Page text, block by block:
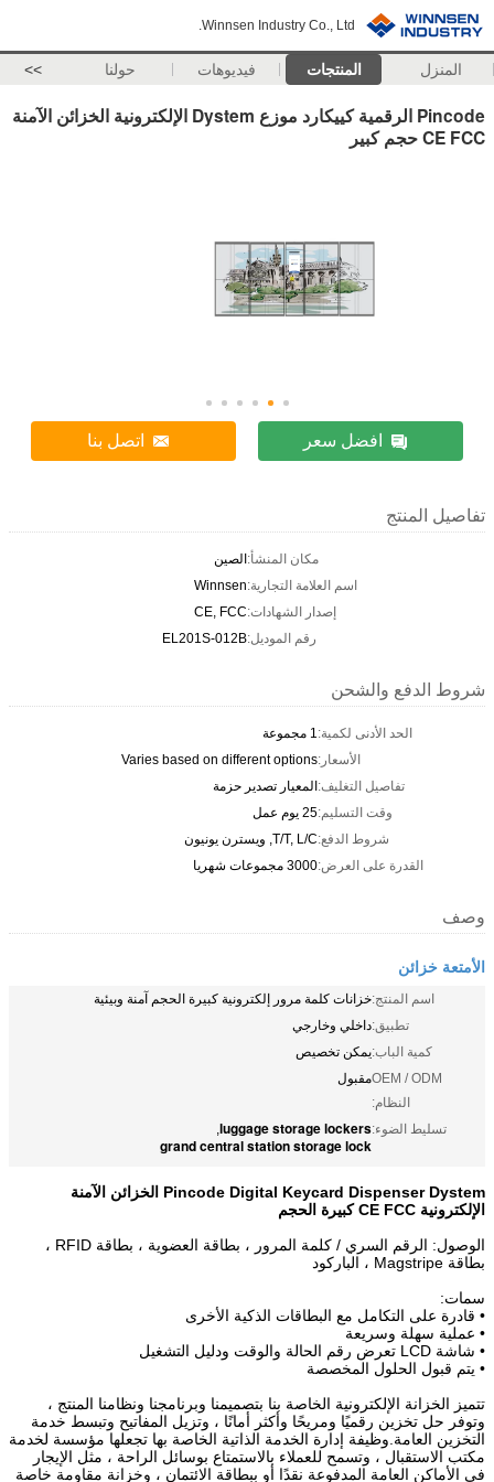
Winnsen Industry Co., Ltd.
المنزل المنتجات فيديوهات حولنا >>
Pincode الرقمية كييكارد موزع Dystem الإلكترونية الخزائن الآمنة
CE FCC حجم كبير
افضل سعر اتصل بنا
تفاصيل المنتج
مكان المنشأ:الصين
اسم العلامة التجارية:Winnsen
إصدار الشهادات:CE, FCC
رقم الموديل:EL201S-012B
شروط الدفع والشحن
الحد الأدنى لكمية:1 مجموعة
الأسعار:Varies based on different options
تفاصيل التغليف:المعيار تصدير حزمة
وقت التسليم:25 يوم عمل
شروط الدفع:T/T, L/C, ويسترن يونيون
القدرة على العرض:3000 مجموعات شهريا
وصف
الأمتعة خزائن
اسم المنتج:خزانات كلمة مرور إلكترونية كبيرة الحجم آمنة وبيئية
تطبيق:داخلي وخارجي
كمية الباب:يمكن تخصيص
OEM / ODM
النظام:
مقبول
تسليط الضوء:luggage storage lockers
,
grand central station storage lock
Pincode Digital Keycard Dispenser Dystem الخزائن الآمنة
الإلكترونية CE FCC كبيرة الحجم
الوصول: الرقم السري / كلمة المرور ، بطاقة العضوية ، بطاقة RFID ،
بطاقة Magstripe ، الباركود
سمات:
• قادرة على التكامل مع البطاقات الذكية الأخرى
• عملية سهلة وسريعة
• شاشة LCD تعرض رقم الحالة والوقت ودليل التشغيل
• يتم قبول الحلول المخصصة
تتميز الخزانة الإلكترونية الخاصة بنا بتصميمنا وبرنامجنا ونظامنا المنتج ،
وتوفر حل تخزين رقميًا ومريحًا وأكثر أمانًا ، وتزيل المفاتيح وتبسط خدمة
التخزين العامة.وظيفة إدارة الخدمة الذاتية الخاصة بها تجعلها مؤسسة لخدمة
مكتب الاستقبال ، وتسمح للعملاء بالاستمتاع بوسائل الراحة ، مثل الإيجار
في الأماكن العامة المدفوعة نقدًا أو ببطاقة الائتمان ، وخزانة مقاومة خاصة